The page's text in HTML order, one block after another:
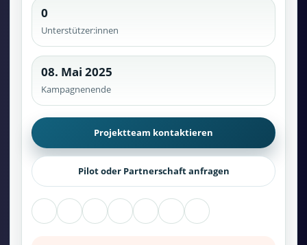
0
Unterstützer:innen
08. Mai 2025
Kampagnenende
Projektteam kontaktieren
Pilot oder Partnerschaft anfragen